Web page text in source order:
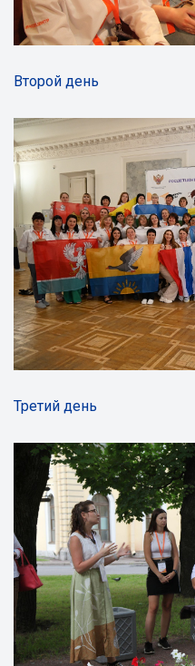
Второй день
Третий день